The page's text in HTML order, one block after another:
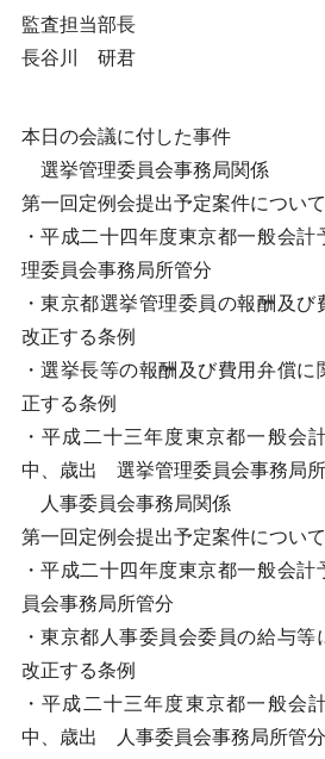
監査担当部長
長谷川 研君
本日の会議に付した事件
選挙管理委員会事務局関係
第一回定例会提出予定案件について
・平成二十四年度東京都一般会
理委員会事務局所管分
・東京都選挙管理委員の報酬及
改正する条例
・選挙長等の報酬及び費用弁償
正する条例
・平成二十三年度東京都一般会
中、歳出 選挙管理委員会事務局
人事委員会事務局関係
第一回定例会提出予定案件について
・平成二十四年度東京都一般会
員会事務局所管分
・東京都人事委員会委員の給与
改正する条例
・平成二十三年度東京都一般会
中、歳出 人事委員会事務局所管分